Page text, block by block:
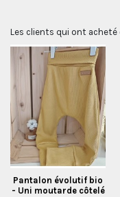
Les clients qui ont
Pantalon évolutif bio
- Uni moutarde côtelé